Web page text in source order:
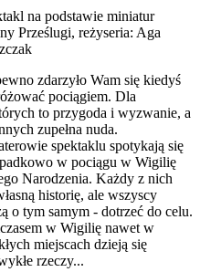
na podstawie miniatur
Prześlugi, reżyseria: Aga
zdarzyło Wam się kiedyś
pociągiem. Dla
to przygoda i wyzwanie, a
zupełna nuda.
spektaklu spotykają się
w pociągu w Wigilię
Narodzenia. Każdy z nich
historię, ale wszyscy
o tym samym - dotrzeć do celu.
w Wigilię nawet w
miejscach dzieją się
rzeczy...